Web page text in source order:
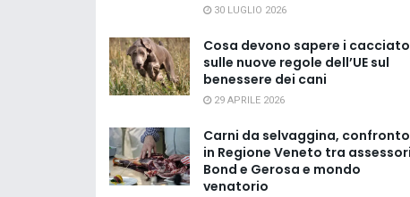
30 LUGLIO 2026
Cosa devono sapere i
sulle nuove regole dell’UE sul
benessere dei cani
29 APRILE 2026
Carni da selvaggina, confronto
in Regione Veneto tra assessori
Bond e Gerosa e mondo
venatorio